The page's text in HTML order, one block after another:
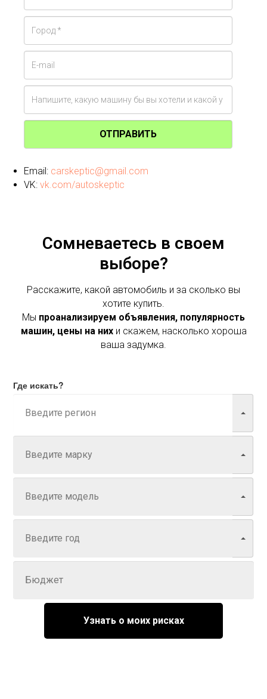
ОТПРАВИТЬ
Email: carskeptic@gmail.com
VK: vk.com/autoskeptic
Сомневаетесь в своем
выборе?
Расскажите, какой автомобиль и за сколько вы
хотите купить.
Мы проанализируем объявления, популярность
машин, цены на нихи скажем, насколько хороша
ваша задумка.
Где искать?
Узнать о моих рисках